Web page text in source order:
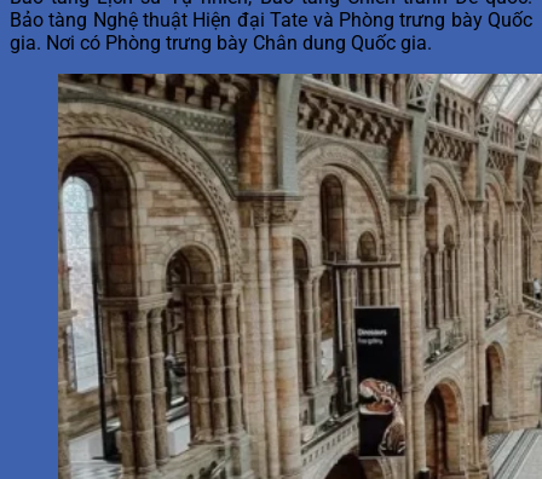
Bảo tàng Nghệ thuật Hiện đại Tate và Phòng trưng bày Quốc
gia. Nơi có Phòng trưng bày Chân dung Quốc gia.